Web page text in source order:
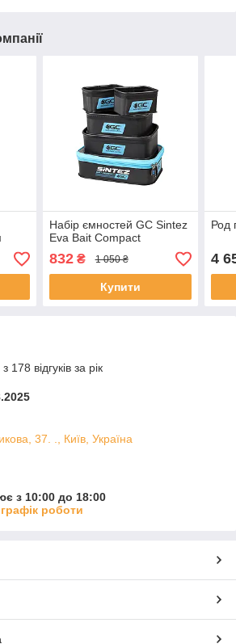
Набір ємностей GC Sintez
Eva Bait Compact
832₴ 1 050 ₴
Купити
Род
4
178 відгуків за рік
37. ., Київ, Україна
з 10:00 до 18:00
роботи